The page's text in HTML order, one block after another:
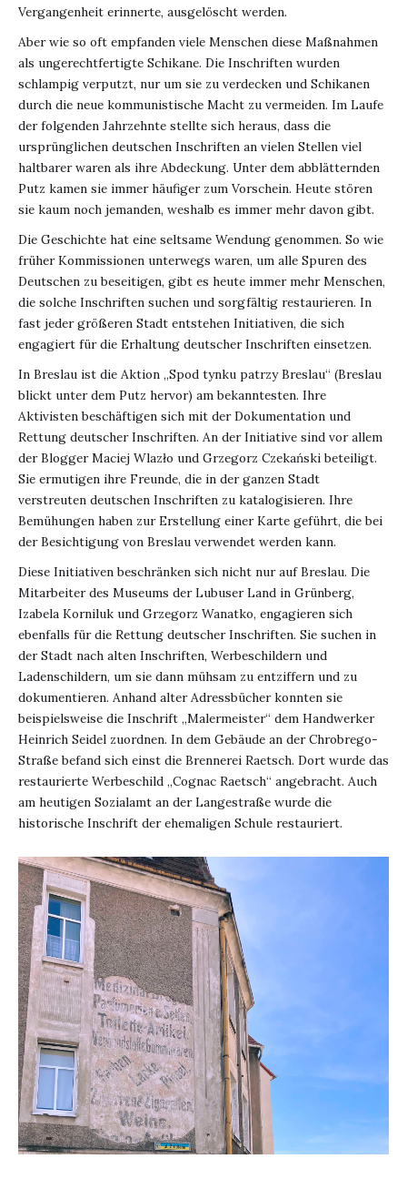
Vergangenheit erinnerte, ausgelöscht werden.
Aber wie so oft empfanden viele Menschen diese Maßnahmen
als ungerechtfertigte Schikane. Die Inschriften wurden
schlampig verputzt, nur um sie zu verdecken und Schikanen
durch die neue kommunistische Macht zu vermeiden. Im Laufe
der folgenden Jahrzehnte stellte sich heraus, dass die
ursprünglichen deutschen Inschriften an vielen Stellen viel
haltbarer waren als ihre Abdeckung. Unter dem abblätternden
Putz kamen sie immer häufiger zum Vorschein. Heute stören
sie kaum noch jemanden, weshalb es immer mehr davon gibt.
Die Geschichte hat eine seltsame Wendung genommen. So wie
früher Kommissionen unterwegs waren, um alle Spuren des
Deutschen zu beseitigen, gibt es heute immer mehr Menschen,
die solche Inschriften suchen und sorgfältig restaurieren. In
fast jeder größeren Stadt entstehen Initiativen, die sich
engagiert für die Erhaltung deutscher Inschriften einsetzen.
In Breslau ist die Aktion „Spod tynku patrzy Breslau“ (Breslau
blickt unter dem Putz hervor) am bekanntesten. Ihre
Aktivisten beschäftigen sich mit der Dokumentation und
Rettung deutscher Inschriften. An der Initiative sind vor allem
der Blogger Maciej Wlazło und Grzegorz Czekański beteiligt.
Sie ermutigen ihre Freunde, die in der ganzen Stadt
verstreuten deutschen Inschriften zu katalogisieren. Ihre
Bemühungen haben zur Erstellung einer Karte geführt, die bei
der Besichtigung von Breslau verwendet werden kann.
Diese Initiativen beschränken sich nicht nur auf Breslau. Die
Mitarbeiter des Museums der Lubuser Land in Grünberg,
Izabela Korniluk und Grzegorz Wanatko, engagieren sich
ebenfalls für die Rettung deutscher Inschriften. Sie suchen in
der Stadt nach alten Inschriften, Werbeschildern und
Ladenschildern, um sie dann mühsam zu entziffern und zu
dokumentieren. Anhand alter Adressbücher konnten sie
beispielsweise die Inschrift „Malermeister“ dem Handwerker
Heinrich Seidel zuordnen. In dem Gebäude an der Chrobrego-
Straße befand sich einst die Brennerei Raetsch. Dort wurde das
restaurierte Werbeschild „Cognac Raetsch“ angebracht. Auch
am heutigen Sozialamt an der Langestraße wurde die
historische Inschrift der ehemaligen Schule restauriert.